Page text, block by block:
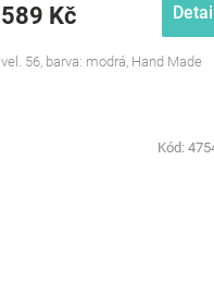
589 Kč
vel. 56, barva: modrá, Hand Made
Kód: